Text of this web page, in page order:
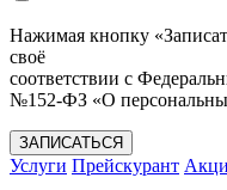
Нажимая кнопку
своё
соответствии с
№152-ФЗ «О
ЗАПИСАТЬСЯ
Услуги Прейскурант